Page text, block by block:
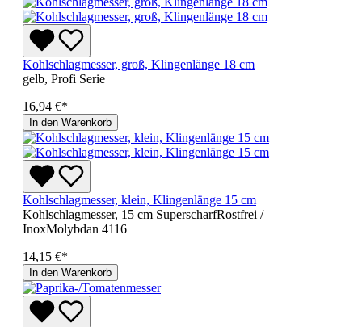
Kohlschlagmesser, groß, Klingenlänge 18 cm
gelb, Profi Serie
16,94 €*
In den Warenkorb
Kohlschlagmesser, klein, Klingenlänge 15 cm
Kohlschlagmesser, 15 cm SuperscharfRostfrei /
InoxMolybdan 4116
14,15 €*
In den Warenkorb